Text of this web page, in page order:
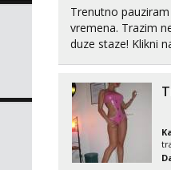
Trenutno
vremena. Trazim
duze staze! Klikni na link ispod i nadji me tamo,